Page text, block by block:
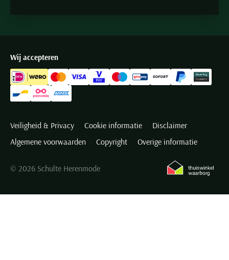
Wij accepteren
Veiligheid & Privacy Cookie informatie
Disclaimer
Algemene voorwaarden
Copyright Overige informatie
© 2026 Schulte Herenmode